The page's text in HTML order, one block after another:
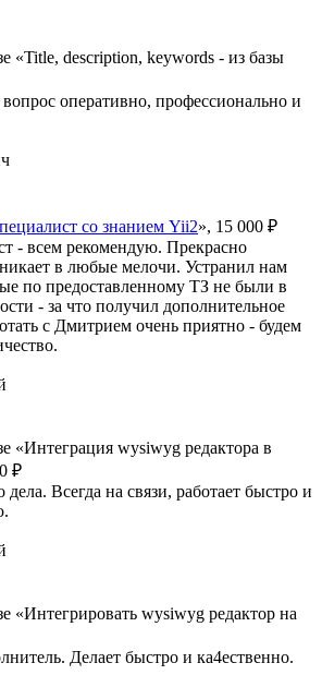
«Title, description, keywords - из базы
оперативно, профессионально и
со знанием Yii2», 15 000 ₽
- всем рекомендую. Прекрасно
в любые мелочи. Устранил нам
по предоставленному ТЗ не были в
- за что получил дополнительное
с Дмитрием очень приятно - будем
«Интеграция wysiwyg редактора в
₽
Всегда на связи, работает быстро и
«Интегрировать wysiwyg редактор на
Делает быстро и ка4ественно.